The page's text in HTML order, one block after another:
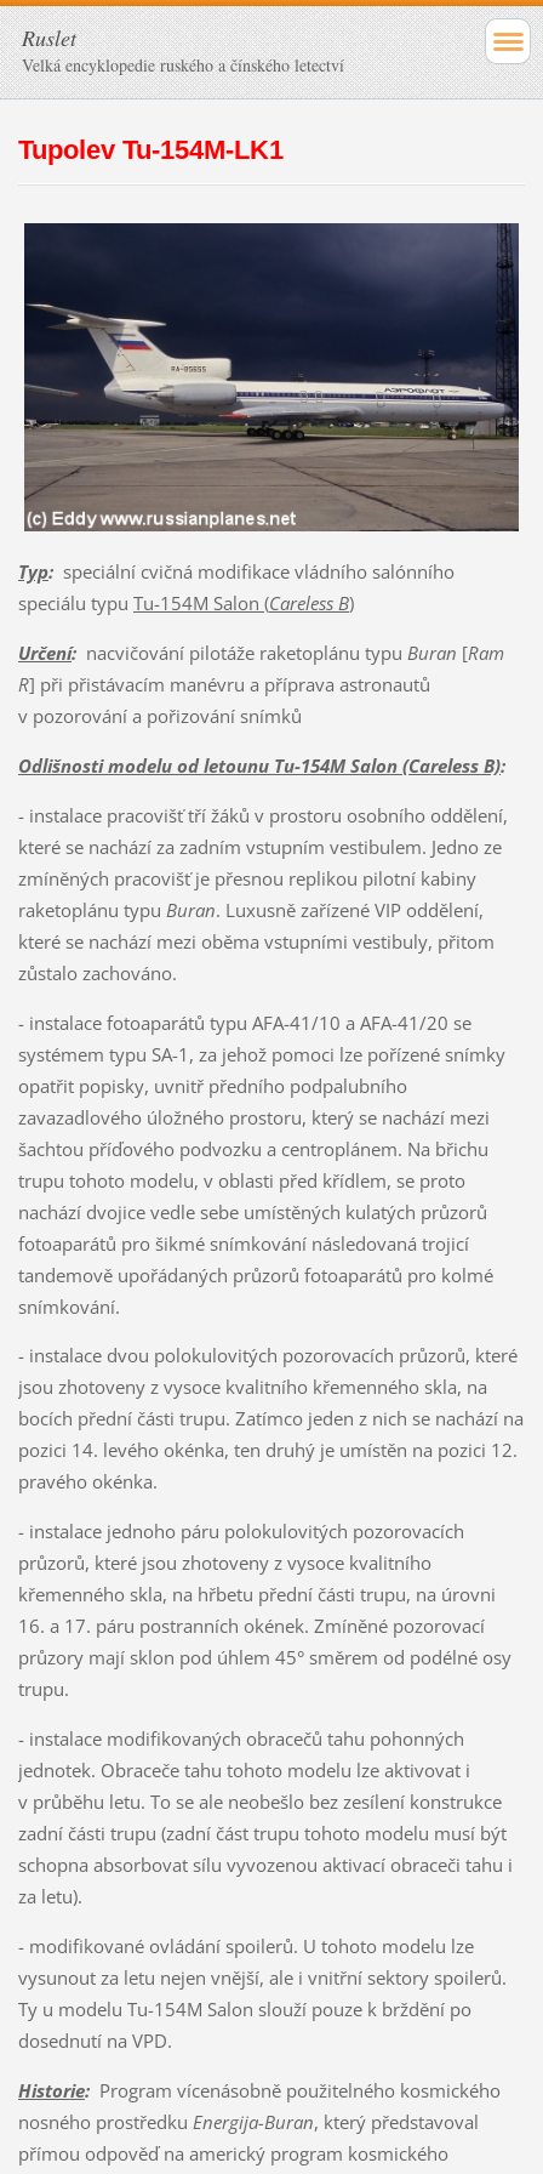
Ruslet
Velká encyklopedie ruského a čínského letectví
Tupolev Tu-154M-LK1
Typ:speciální cvičná modifikace vládního salónního
speciálu typu Tu-154M Salon (Careless B)
Určení:nacvičování pilotáže raketoplánu typu Buran [Ram
R] při přistávacím manévru a příprava astronautů
v pozorování a pořizování snímků
Odlišnosti modelu od letounu Tu-154M Salon (Careless B):
- instalace pracovišť tří žáků v prostoru osobního oddělení,
které se nachází za zadním vstupním vestibulem. Jedno ze
zmíněných pracovišť je přesnou replikou pilotní kabiny
raketoplánu typu Buran. Luxusně zařízené VIP oddělení,
které se nachází mezi oběma vstupními vestibuly, přitom
zůstalo zachováno.
- instalace fotoaparátů typu AFA-41/10 a AFA-41/20 se
systémem typu SA-1, za jehož pomoci lze pořízené snímky
opatřit popisky, uvnitř předního podpalubního
zavazadlového úložného prostoru, který se nachází mezi
šachtou příďového podvozku a centroplánem. Na břichu
trupu tohoto modelu, v oblasti před křídlem, se proto
nachází dvojice vedle sebe umístěných kulatých průzorů
fotoaparátů pro šikmé snímkování následovaná trojicí
tandemově upořádaných průzorů fotoaparátů pro kolmé
snímkování.
- instalace dvou polokulovitých pozorovacích průzorů, které
jsou zhotoveny z vysoce kvalitního křemenného skla, na
bocích přední části trupu. Zatímco jeden z nich se nachází na
pozici 14. levého okénka, ten druhý je umístěn na pozici 12.
pravého okénka.
- instalace jednoho páru polokulovitých pozorovacích
průzorů, které jsou zhotoveny z vysoce kvalitního
křemenného skla, na hřbetu přední části trupu, na úrovni
16. a 17. páru postranních okének. Zmíněné pozorovací
průzory mají sklon pod úhlem 45° směrem od podélné osy
trupu.
- instalace modifikovaných obracečů tahu pohonných
jednotek. Obraceče tahu tohoto modelu lze aktivovat i
v průběhu letu. To se ale neobešlo bez zesílení konstrukce
zadní části trupu (zadní část trupu tohoto modelu musí být
schopna absorbovat sílu vyvozenou aktivací obraceči tahu i
za letu).
- modifikované ovládání spoilerů. U tohoto modelu lze
vysunout za letu nejen vnější, ale i vnitřní sektory spoilerů.
Ty u modelu Tu-154M Salon slouží pouze k brždění po
dosednutí na VPD.
Historie:Program vícenásobně použitelného kosmického
nosného prostředku Energija-Buran, který představoval
přímou odpověď na americký program kosmického